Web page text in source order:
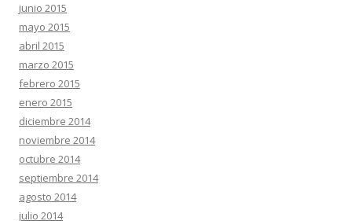
junio 2015
mayo 2015
abril 2015
marzo 2015
febrero 2015
enero 2015
diciembre 2014
noviembre 2014
octubre 2014
septiembre 2014
agosto 2014
julio 2014